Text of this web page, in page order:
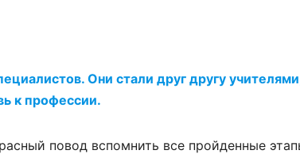
Они стали друг другу
к профессии.
повод вспомнить все пройденные